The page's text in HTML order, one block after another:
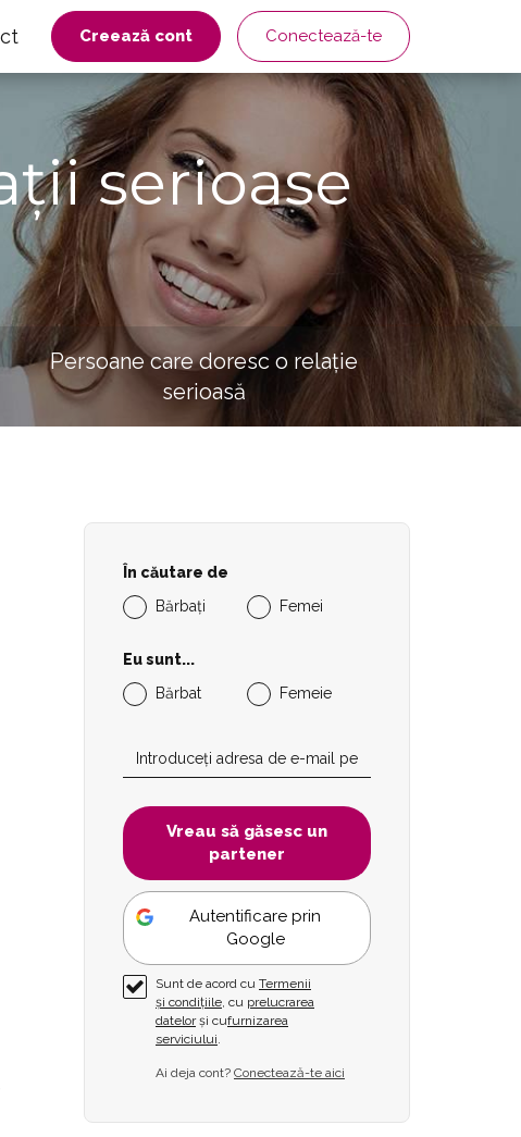
Creează cont Conectează-te
serioase
Persoane care doresc o relație
serioasă
În căutare de
Bărbați
Femei
Eu sunt...
Bărbat
Femeie
Vreau să găsesc un
partener
Autentificare prin
Google
Sunt de acord cu Termenii
și condițiile, cu prelucrarea
datelorși cufurnizarea
serviciului.
Ai deja cont? Conectează-te aici